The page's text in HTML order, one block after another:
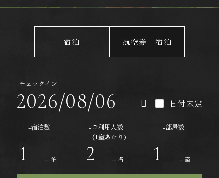
宿泊 航空券＋宿泊
-チェックイン
日付未定
-宿泊数
泊
-ご利用人数
(1室あたり)
名
-部屋数
室